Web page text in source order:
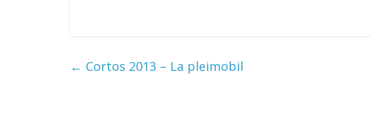
← Cortos 2013 – La pleimobil